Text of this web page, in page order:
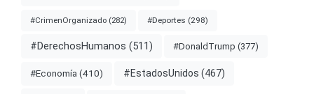
#CrimenOrganizado (282) #Deportes (298)
#DerechosHumanos (511) #DonaldTrump (377)
#Economía (410) #EstadosUnidos (467)